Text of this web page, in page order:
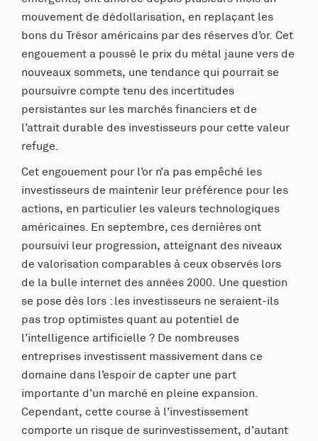
mouvement de dédollarisation, en replaçant les
bons du Trésor américains par des réserves d’or. Cet
engouement a poussé le prix du métal jaune vers de
nouveaux sommets, une tendance qui pourrait se
poursuivre compte tenu des incertitudes
persistantes sur les marchés financiers et de
l’attrait durable des investisseurs pour cette valeur
refuge.
Cet engouement pour l’or n’a pas empêché les
investisseurs de maintenir leur préférence pour les
actions, en particulier les valeurs technologiques
américaines. En septembre, ces dernières ont
poursuivi leur progression, atteignant des niveaux
de valorisation comparables à ceux observés lors
de la bulle internet des années 2000. Une question
se pose dès lors : les investisseurs ne seraient-ils
pas trop optimistes quant au potentiel de
l’intelligence artificielle ? De nombreuses
entreprises investissent massivement dans ce
domaine dans l’espoir de capter une part
importante d’un marché en pleine expansion.
Cependant, cette course à l’investissement
comporte un risque de surinvestissement, d’autant